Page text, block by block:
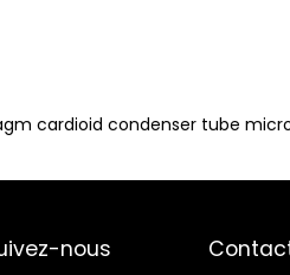
cardioid condenser tube
nous